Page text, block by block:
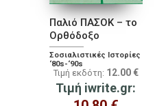
Παλιό ΠΑΣΟΚ – το
Ορθόδοξο
Σοσιαλιστικές Ιστορίες
‘80s-‘90s
Τιμή εκδότη: 12.00 €
Τιμή iwrite.gr: